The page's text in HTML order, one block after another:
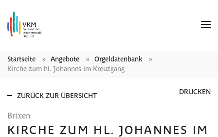
Startseite Angebote
Orgeldatenbank
Kirche zum hl. Johannes im Kreuzgang
ZURÜCK ZUR ÜBERSICHT DRUCKEN
Brixen
KIRCHE ZUM HL. JOHANNES IM